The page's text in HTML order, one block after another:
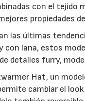
con el tejido
propiedades
las últimas
lana, estos
detalles furry,
Hat, un
cambiar el